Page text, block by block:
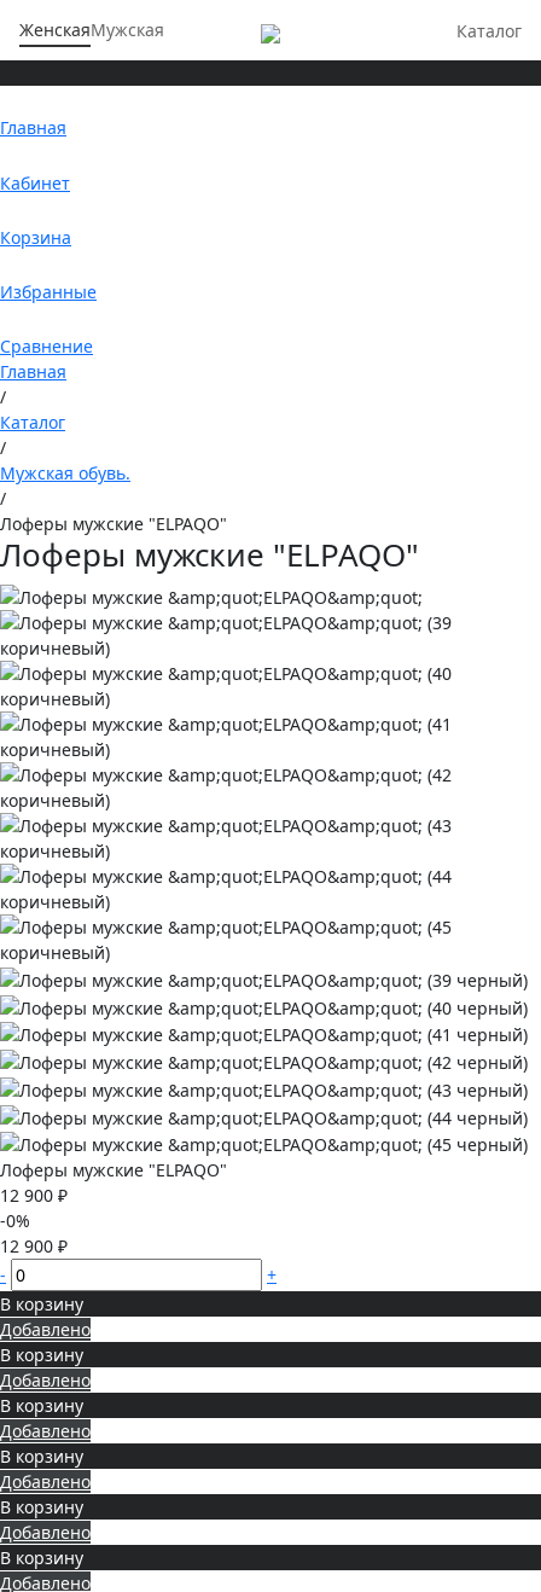
ЖенскаяМужская Каталог
Главная
Кабинет
Корзина
Избранные
Сравнение
Главная
/
Каталог
/
Мужская обувь.
/
Лоферы мужские "ELPAQO"
Лоферы мужские "ELPAQO"
Лоферы мужские "ELPAQO"
12 900 ₽
-0%
12 900 ₽
-
+
В корзину
Добавлено
В корзину
Добавлено
В корзину
Добавлено
В корзину
Добавлено
В корзину
Добавлено
В корзину
Добавлено